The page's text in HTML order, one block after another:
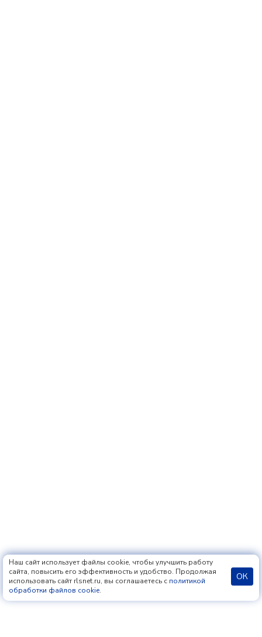
Наш сайт использует файлы cookie, чтобы улучшить работу
сайта, повысить его эффективность и удобство. Продолжая
использовать сайт rlsnet.ru, вы соглашаетесь с политикой
обработки файлов cookie.
ОК